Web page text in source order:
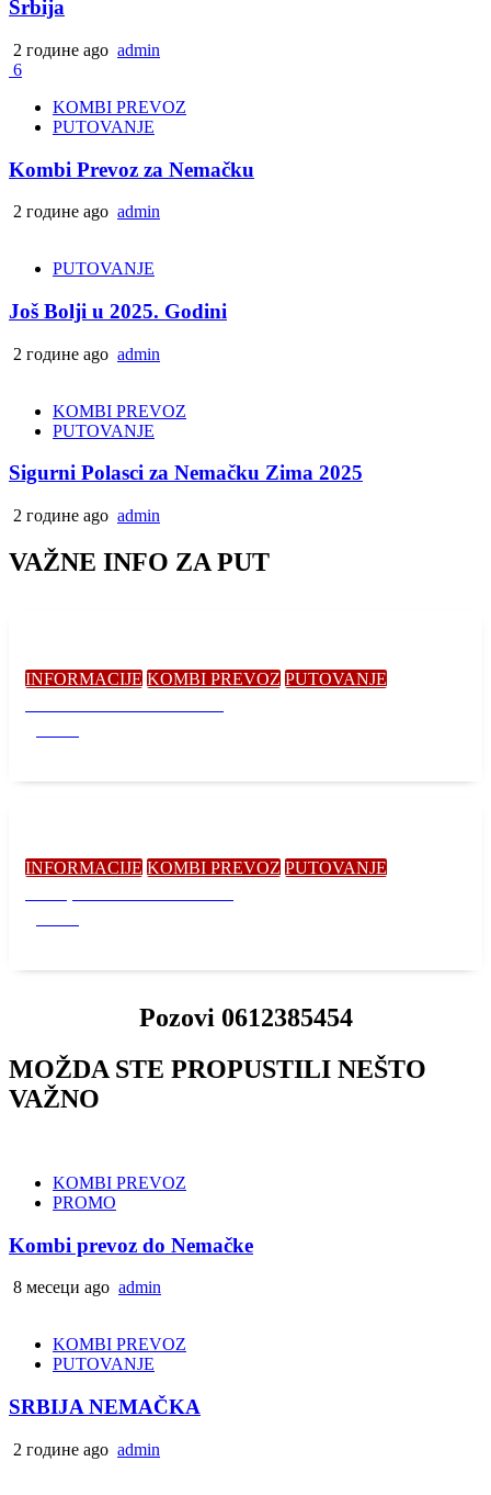
Srbija
2 године ago admin
6
KOMBI PREVOZ
PUTOVANJE
Kombi Prevoz za Nemačku
2 године ago admin
PUTOVANJE
Još Bolji u 2025. Godini
2 године ago admin
KOMBI PREVOZ
PUTOVANJE
Sigurni Polasci za Nemačku Zima 2025
2 године ago admin
VAŽNE INFO ZA PUT
INFORMACIJE KOMBI PREVOZ PUTOVANJE
INFORMACIJE KOMBI PREVOZ PUTOVANJE
Pozovi 0612385454
MOŽDA STE PROPUSTILI NEŠTO
VAŽNO
KOMBI PREVOZ
PROMO
Kombi prevoz do Nemačke
8 месеци ago admin
KOMBI PREVOZ
PUTOVANJE
SRBIJA NEMAČKA
2 године ago admin